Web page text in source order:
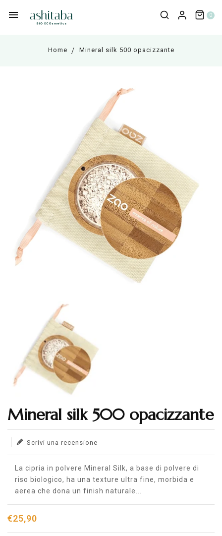
0
Home Mineral silk 500 opacizzante
Mineral silk 500 opacizzante
Scrivi una recensione
Translation missing: en.products.product.loader_label
La cipria in polvere Mineral Silk, a base di polvere di
riso biologico, ha una texture ultra fine, morbida e
aerea che dona un finish naturale...
€25,90